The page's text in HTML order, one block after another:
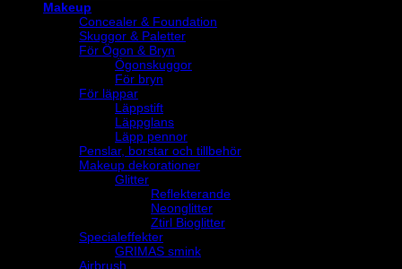
Makeup
Concealer & Foundation
Skuggor & Paletter
För Ögon & Bryn
Ögonskuggor
För bryn
För läppar
Läppstift
Läppglans
Läpp pennor
Penslar, borstar och tillbehör
Makeup dekorationer
Glitter
Reflekterande
Neonglitter
Ztirl Bioglitter
Specialeffekter
GRIMAS smink
Airbrush